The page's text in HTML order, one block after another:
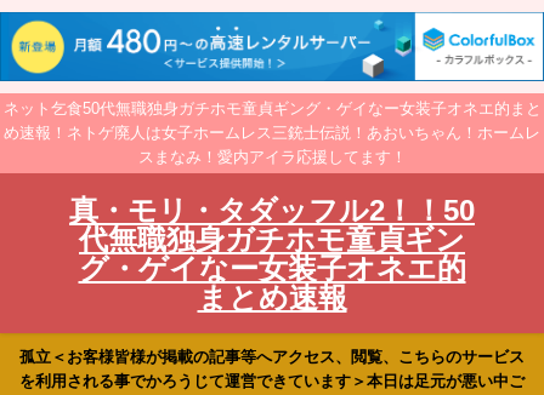
ネット乞食50代無職独身ガチホモ童貞ギング・ゲイなー女装子オネエ的まと
め速報！ネトゲ廃人は女子ホームレス三銃士伝説！あおいちゃん！ホームレ
スまなみ！愛内アイラ応援してます！
真・モリ・タダッフル2！！50
代無職独身ガチホモ童貞ギン
グ・ゲイなー女装子オネエ的
まとめ速報
孤立＜お客様皆様が掲載の記事等へアクセス、閲覧、こちらのサービス
を利用される事でかろうじて運営できています＞本日は足元が悪い中ご